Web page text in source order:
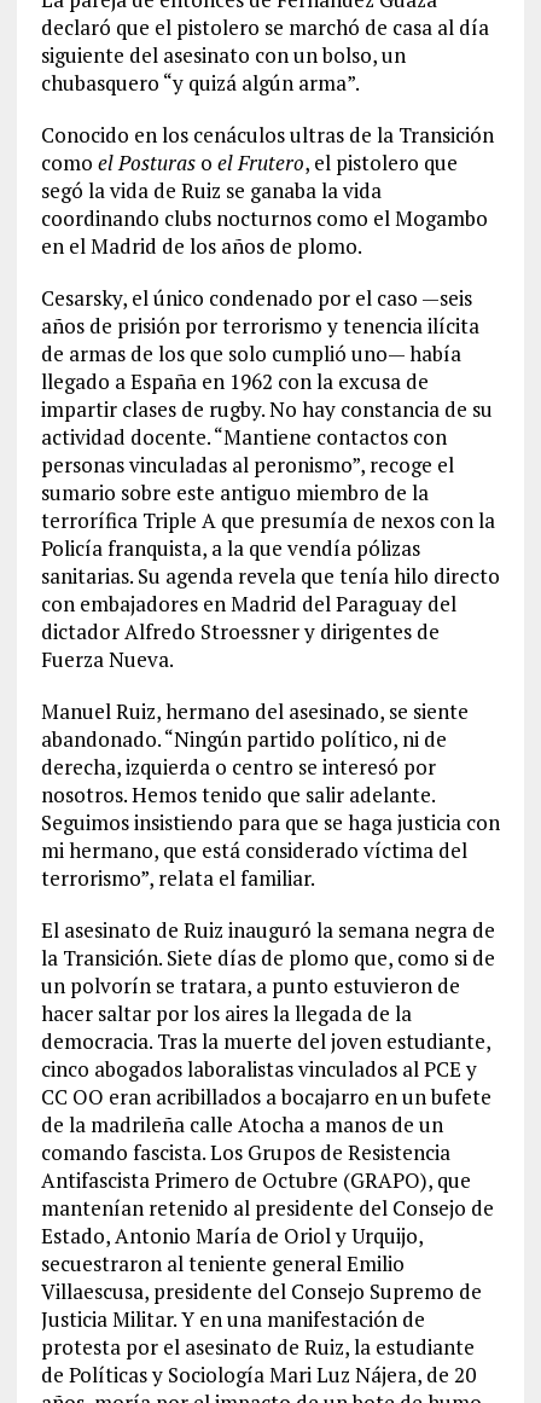
declaró que el pistolero se marchó de casa al día
siguiente del asesinato con un bolso, un
chubasquero “y quizá algún arma”.
Conocido en los cenáculos ultras de la Transición
como el Posturaso el Frutero, el pistolero que
segó la vida de Ruiz se ganaba la vida
coordinando clubs nocturnos como el Mogambo
en el Madrid de los años de plomo.
Cesarsky, el único condenado por el caso —seis
años de prisión por terrorismo y tenencia ilícita
de armas de los que solo cumplió uno— había
llegado a España en 1962 con la excusa de
impartir clases de rugby. No hay constancia de su
actividad docente. “Mantiene contactos con
personas vinculadas al peronismo”, recoge el
sumario sobre este antiguo miembro de la
terrorífica Triple A que presumía de nexos con la
Policía franquista, a la que vendía pólizas
sanitarias. Su agenda revela que tenía hilo directo
con embajadores en Madrid del Paraguay del
dictador Alfredo Stroessner y dirigentes de
Fuerza Nueva.
Manuel Ruiz, hermano del asesinado, se siente
abandonado. “Ningún partido político, ni de
derecha, izquierda o centro se interesó por
nosotros. Hemos tenido que salir adelante.
Seguimos insistiendo para que se haga justicia con
mi hermano, que está considerado víctima del
terrorismo”, relata el familiar.
El asesinato de Ruiz inauguró la semana negra de
la Transición. Siete días de plomo que, como si de
un polvorín se tratara, a punto estuvieron de
hacer saltar por los aires la llegada de la
democracia. Tras la muerte del joven estudiante,
cinco abogados laboralistas vinculados al PCE y
CC OO eran acribillados a bocajarro en un bufete
de la madrileña calle Atocha a manos de un
comando fascista. Los Grupos de Resistencia
Antifascista Primero de Octubre (GRAPO), que
mantenían retenido al presidente del Consejo de
Estado, Antonio María de Oriol y Urquijo,
secuestraron al teniente general Emilio
Villaescusa, presidente del Consejo Supremo de
Justicia Militar. Y en una manifestación de
protesta por el asesinato de Ruiz, la estudiante
de Políticas y Sociología Mari Luz Nájera, de 20